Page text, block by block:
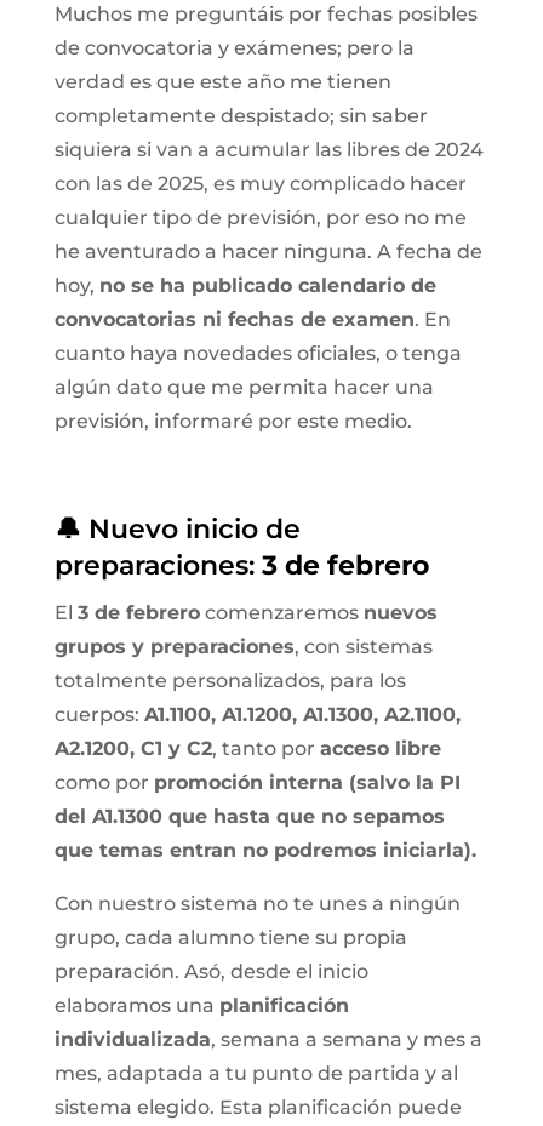
Muchos me preguntáis por fechas posibles
de convocatoria y exámenes; pero la
verdad es que este año me tienen
completamente despistado; sin saber
siquiera si van a acumular las libres de 2024
con las de 2025, es muy complicado hacer
cualquier tipo de previsión, por eso no me
he aventurado a hacer ninguna. A fecha de
hoy, no se ha publicado calendario de
convocatorias ni fechas de examen. En
cuanto haya novedades oficiales, o tenga
algún dato que me permita hacer una
previsión, informaré por este medio.
🔔 Nuevo inicio de
preparaciones: 3 de febrero
El 3 de febrerocomenzaremos nuevos
grupos y preparaciones, con sistemas
totalmente personalizados, para los
cuerpos: A1.1100, A1.1200, A1.1300, A2.1100,
A2.1200, C1 y C2, tanto por acceso libre
como por promoción interna (salvo la PI
del A1.1300 que hasta que no sepamos
que temas entran no podremos iniciarla).
Con nuestro sistema no te unes a ningún
grupo, cada alumno tiene su propia
preparación. Asó, desde el inicio
elaboramos una planificación
individualizada, semana a semana y mes a
mes, adaptada a tu punto de partida y al
sistema elegido. Esta planificación puede